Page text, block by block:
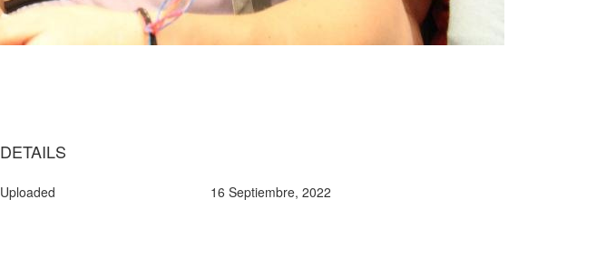
DETAILS
Uploaded 16 Septiembre, 2022